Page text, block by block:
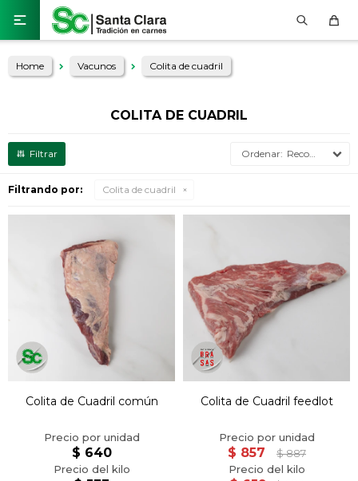

Home Vacunos Colita de cuadril
COLITA DE CUADRIL
Recomendados
Filtrando por: Colita de cuadril
Colita de Cuadril común
$ 640
Colita de Cuadril feedlot
$ 857 $ 887